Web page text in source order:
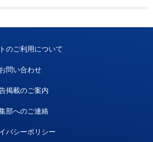
のご利用について
お問い合わせ
掲載のご案内
部へのご連絡
バシーポリシー